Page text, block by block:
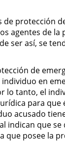
protección
agentes de
ser así, se
de
en
tanto, el
para
acusado
que
posee la